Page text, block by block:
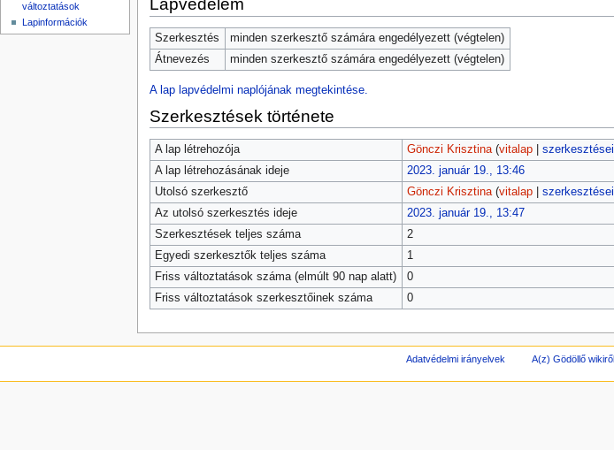
Lapvédelem
Szerkesztés
minden szerkesztő számára engedélyezett (végtelen)
Átnevezés
minden szerkesztő számára engedélyezett (végtelen)
A lap lapvédelmi naplójának megtekintése.
Szerkesztések története
A lap létrehozója Gönczi Krisztina (vitalap| szerkesztései
A lap létrehozásának ideje
2023. január 19., 13:46
Utolsó szerkesztő
Gönczi Krisztina (vitalap| szerkesztései
Az utolsó szerkesztés ideje
2023. január 19., 13:47
Szerkesztések teljes száma
2
Egyedi szerkesztők teljes száma
1
Friss változtatások száma (elmúlt 90 nap alatt)
0
Friss változtatások szerkesztőinek száma
0
változtatások
Lapinformációk
Adatvédelmi irányelvek A(z) Gödöllő wikiről